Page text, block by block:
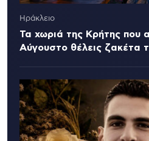
Ηράκλειο
Τα χωριά της Κρήτης που
Αύγουστο θέλεις ζακέτα